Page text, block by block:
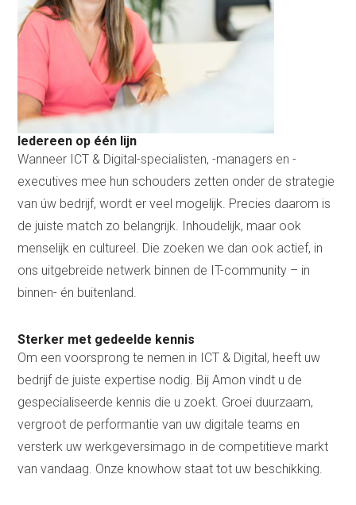
Iedereen op één lijn
Wanneer ICT & Digital-specialisten, -managers en -
executives mee hun schouders zetten onder de strategie
van úw bedrijf, wordt er veel mogelijk. Precies daarom is
de juiste match zo belangrijk. Inhoudelijk, maar ook
menselijk en cultureel. Die zoeken we dan ook actief, in
ons uitgebreide netwerk binnen de IT-community – in
binnen- én buitenland.
Sterker met gedeelde kennis
Om een voorsprong te nemen in ICT & Digital, heeft uw
bedrijf de juiste expertise nodig. Bij Amon vindt u de
gespecialiseerde kennis die u zoekt. Groei duurzaam,
vergroot de performantie van uw digitale teams en
versterk uw werkgeversimago in de competitieve markt
van vandaag. Onze knowhow staat tot uw beschikking.